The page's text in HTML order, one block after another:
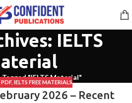
IELTS
"IELTS Material"
PDF, IELTS FREE MATERIALS
2026 – Recent